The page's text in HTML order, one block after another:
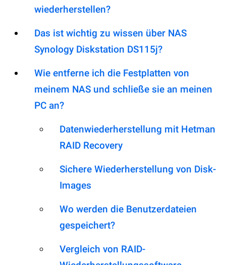
wiederherstellen?
Das ist wichtig zu wissen über NAS
Synology Diskstation DS115j?
Wie entferne ich die Festplatten von
meinem NAS und schließe sie an meinen
PC an?
Datenwiederherstellung mit Hetman
RAID Recovery
Sichere Wiederherstellung von Disk-
Images
Wo werden die Benutzerdateien
gespeichert?
Vergleich von RAID-